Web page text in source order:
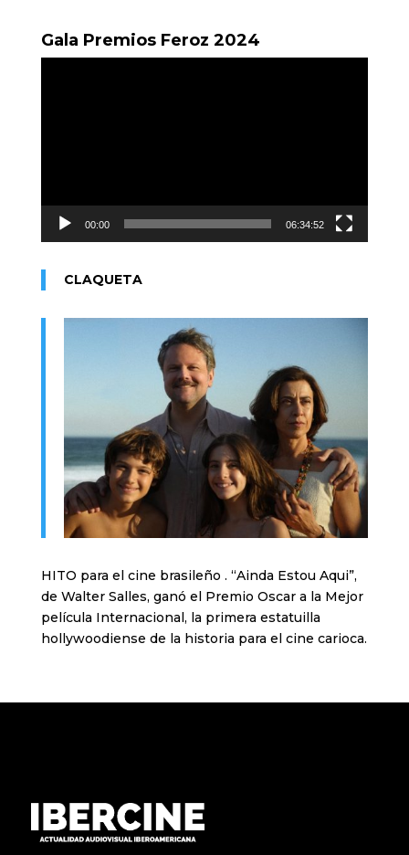
Gala Premios Feroz 2024
00:00 06:34:52
CLAQUETA
HITO para el cine brasileño . “Ainda Estou Aqui”,
de Walter Salles, ganó el Premio Oscar a la Mejor
película Internacional, la primera estatuilla
hollywoodiense de la historia para el cine carioca.